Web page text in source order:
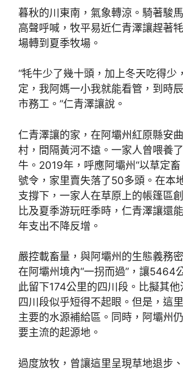
暮秋的川東南，氣象轉涼。騎著駿
高聲呼喊，牧平易近仁青澤讓趕著
場轉到夏季牧場。
“牦牛少了幾十頭，加上冬天吃得少
定，我阿媽一小我就能看管，到時
市務工。”仁青澤讓說。
仁青澤讓的家，在阿壩州紅原縣安
村，間隔黃河不遠。一家人曾喂養
牛。2019年，呼應阿壩州“以草定畜
號令，家里賣失落了50多頭。在本
支撐下，一家人在草原上的帳篷區
比及夏季游玩旺季時，仁青澤讓還
年支出不降反增。
嚴控載畜量，與阿壩州的生態義務
在阿壩州境內“一拐而過”，讓5464
此留下174公里的四川段。比擬其
四川段似乎短得不起眼。但是，這
主要的水源補給區。同時，阿壩州
要主流的起源地。
過度放牧，曾讓這里呈現草地退步